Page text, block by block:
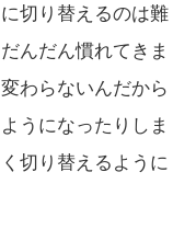
切り替えるのは難
んだん慣れてきま
わらないんだから
うになったりしま
切り替えるように